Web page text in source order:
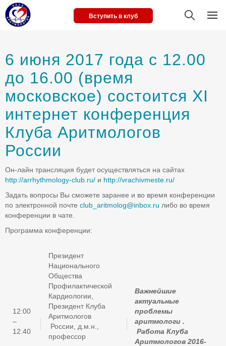
Вступить в клуб
6 июня 2017 года с 12.00
до 16.00 (время
московское) состоится XI
интернет конференция
Клуба Аритмологов
России
Он-лайн трансляция будет осуществляться на сайтах
http://arrhythmology-club.ru/ и http://vrachivmeste.ru/
Задать вопросы Вы сможете заранее и во время конференции
по электронной почте club_aritmolog@inbox.ru либо во время
конференции в чате.
Программа конференции:
12:00
–
12.40
Президент
Национального
Общества
Профилактической
Кардиологии,
Президент Клуба
Аритмологов
России, д.м.н.,
профессор
Важнейшие
актуальные
проблемы
аритмологи .
Работа Клуба
Аритмологов 2016-